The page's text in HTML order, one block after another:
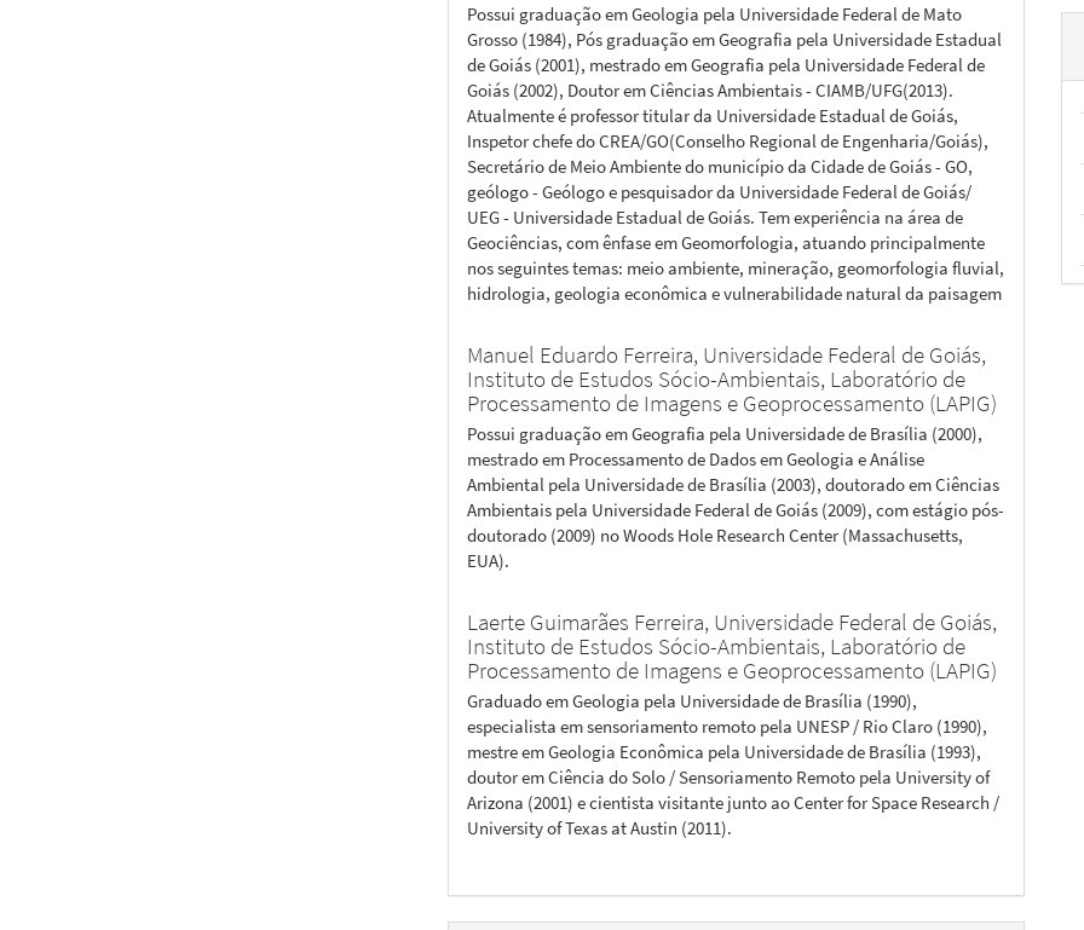
Possui graduação em Geologia pela Universidade Federal de Mato
Grosso (1984), Pós graduação em Geografia pela Universidade Estadual
de Goiás (2001), mestrado em Geografia pela Universidade Federal de
Goiás (2002), Doutor em Ciências Ambientais - CIAMB/UFG(2013).
Atualmente é professor titular da Universidade Estadual de Goiás,
Inspetor chefe do CREA/GO(Conselho Regional de Engenharia/Goiás),
Secretário de Meio Ambiente do município da Cidade de Goiás - GO,
geólogo - Geólogo e pesquisador da Universidade Federal de Goiás/
UEG - Universidade Estadual de Goiás. Tem experiência na área de
Geociências, com ênfase em Geomorfologia, atuando principalmente
nos seguintes temas: meio ambiente, mineração, geomorfologia fluvial,
hidrologia, geologia econômica e vulnerabilidade natural da paisagem
Manuel Eduardo Ferreira, Universidade Federal de Goiás,
Instituto de Estudos Sócio-Ambientais, Laboratório de
Processamento de Imagens e Geoprocessamento (LAPIG)
Possui graduação em Geografia pela Universidade de Brasília (2000),
mestrado em Processamento de Dados em Geologia e Análise
Ambiental pela Universidade de Brasília (2003), doutorado em Ciências
Ambientais pela Universidade Federal de Goiás (2009), com estágio pós-
doutorado (2009) no Woods Hole Research Center (Massachusetts,
EUA).
Laerte Guimarães Ferreira, Universidade Federal de Goiás,
Instituto de Estudos Sócio-Ambientais, Laboratório de
Processamento de Imagens e Geoprocessamento (LAPIG)
Graduado em Geologia pela Universidade de Brasília (1990),
especialista em sensoriamento remoto pela UNESP / Rio Claro (1990),
mestre em Geologia Econômica pela Universidade de Brasília (1993),
doutor em Ciência do Solo / Sensoriamento Remoto pela University of
Arizona (2001) e cientista visitante junto ao Center for Space Research /
University of Texas at Austin (2011).